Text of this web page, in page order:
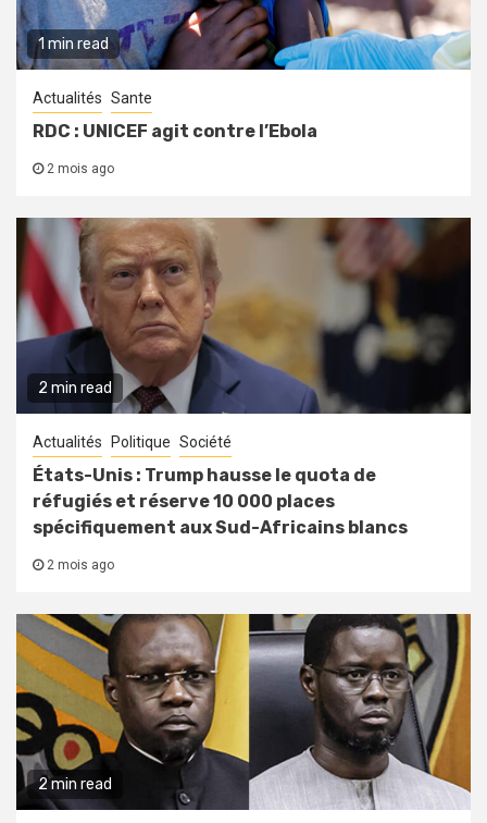
1 min read
Actualités Sante
RDC : UNICEF agit contre l’Ebola
2 mois ago
2 min read
Actualités Politique Société
États-Unis : Trump hausse le quota de
réfugiés et réserve 10 000 places
spécifiquement aux Sud-Africains blancs
2 mois ago
2 min read